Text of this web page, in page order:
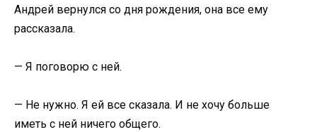
Андрей вернулся со дня рождения, она все ему
рассказала.
— Я поговорю с ней.
— Не нужно. Я ей все сказала. И не хочу больше
иметь с ней ничего общего.